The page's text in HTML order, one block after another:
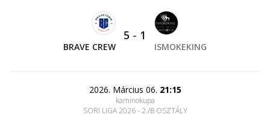
BRAVE CREW
5 - 1
ISMOKEKING
2026. Március 06. 21:15
kaminokupa
SORI LIGA 2026 - 2./B OSZTÁLY